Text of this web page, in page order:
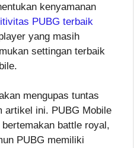
kenyamanan
PUBG terbaik
yang masih
settingan terbaik
mengupas tuntas
artikel ini. PUBG Mobile
battle royal,
PUBG memiliki